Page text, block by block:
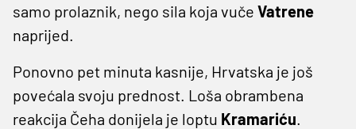
samo prolaznik, nego sila koja vuče Vatrene
naprijed.
Ponovno pet minuta kasnije, Hrvatska je još
povećala svoju prednost. Loša obrambena
reakcija Čeha donijela je loptu Kramariću.